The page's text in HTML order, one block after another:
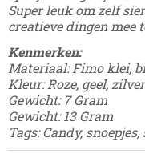
Super leuk om zelf
creatieve dingen mee
Kenmerken:
Materiaal: Fimo klei,
Kleur: Roze, geel,
Gewicht: 7 Gram
Gewicht: 13 Gram
Tags: Candy,